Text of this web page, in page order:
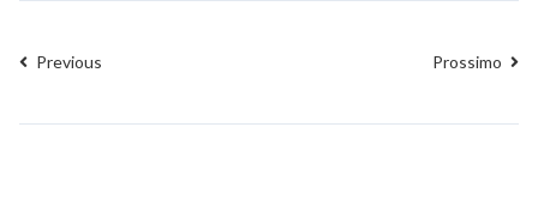
Previous Prossimo